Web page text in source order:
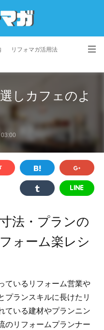
リフォマガ活用法
用規約 会社概要
しカフェのよ
法・プランの
ォーム楽レシ
ているリフォーム営業や
プランスキルに長けたリ
ている建材やプランニン
のリフォームプランナー